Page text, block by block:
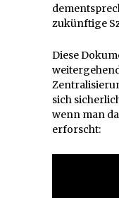
zukünftige
Diese
sich
wenn man
erforscht: